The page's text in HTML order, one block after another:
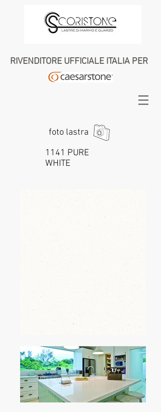
RIVENDITORE UFFICIALE ITALIA PER
foto lastra
1141 PURE
WHITE